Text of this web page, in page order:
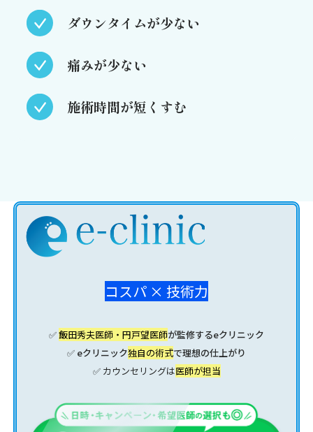
ダウンタイムが少ない
痛みが少ない
施術時間が短くすむ
コスパ × 技術力
✅飯田秀夫医師・円戸望医師が監修するeクリニック
✅ eクリニック独自の術式で理想の仕上がり
✅ カウンセリングは医師が担当